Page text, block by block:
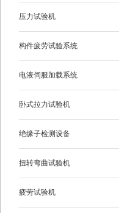
压力试验机
构件疲劳试验系统
电液伺服加载系统
卧式拉力试验机
绝缘子检测设备
扭转弯曲试验机
疲劳试验机